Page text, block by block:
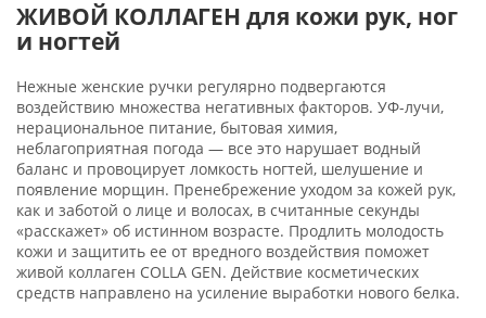
ЖИВОЙ КОЛЛАГЕН для кожи рук, ног
и ногтей
Нежные женские ручки регулярно подвергаются
воздействию множества негативных факторов. УФ-лучи,
нерациональное питание, бытовая химия,
неблагоприятная погода — все это нарушает водный
баланс и провоцирует ломкость ногтей, шелушение и
появление морщин. Пренебрежение уходом за кожей рук,
как и заботой о лице и волосах, в считанные секунды
«расскажет» об истинном возрасте. Продлить молодость
кожи и защитить ее от вредного воздействия поможет
живой коллаген COLLA GEN. Действие косметических
средств направлено на усиление выработки нового белка.